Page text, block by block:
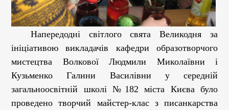
Напередодні світлого свята Великодня за
ініціативою викладачів кафедри образотворчого
мистецтва Волкової Людмили Миколаївни і
Кузьменко Галини Василівни у середній
загальноосвітній школі №182 міста Києва було
проведено творчий майстер-клас з писанкарства